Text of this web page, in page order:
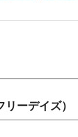
ーデイズ）